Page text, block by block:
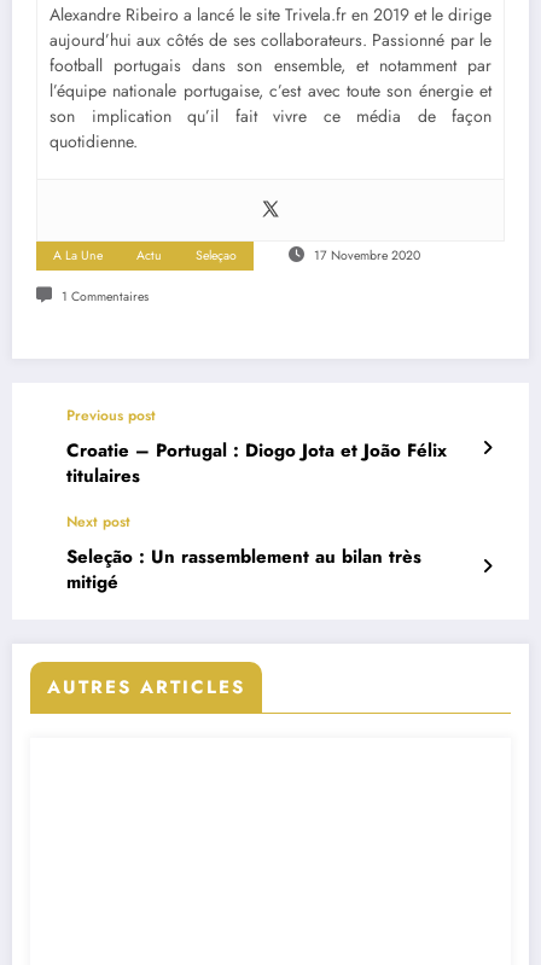
Alexandre Ribeiro a lancé le site Trivela.fr en 2019 et le dirige
aujourd’hui aux côtés de ses collaborateurs. Passionné par le
football portugais dans son ensemble, et notamment par
l’équipe nationale portugaise, c’est avec toute son énergie et
son implication qu’il fait vivre ce média de façon
quotidienne.
A La Une Actu Seleçao 17 Novembre 2020
1 Commentaires
Previous post
Croatie – Portugal : Diogo Jota et João Félix
titulaires
Next post
Seleção : Un rassemblement au bilan très
mitigé
AUTRES ARTICLES